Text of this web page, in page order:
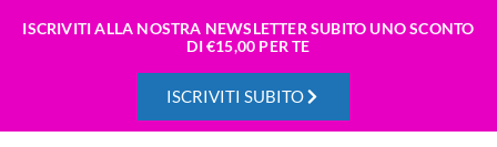
ISCRIVITI ALLA NOSTRA NEWSLETTER SUBITO UNO SCONTO
DI€15,00 PER TE
ISCRIVITI SUBITO